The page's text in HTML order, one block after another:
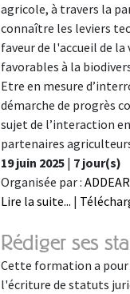
agricole, à travers la
connaître les leviers
faveur de l'accueil de
favorables à la
Etre en mesure
démarche de progrès
sujet de l’interaction
partenaires
19 juin 2025 | 7 jour(s)
Organisée par :
Lire la suite... |
Rédiger ses
Cette formation a
l'écriture de statuts